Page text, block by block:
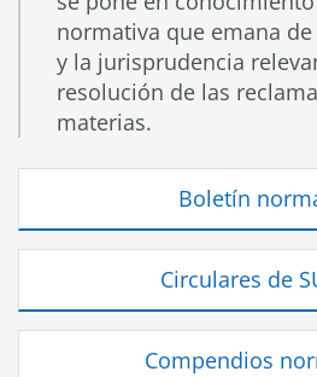
normativa que emana
y la jurisprudencia
resolución de las
materias.
Boletín
Circulares de
Compendios